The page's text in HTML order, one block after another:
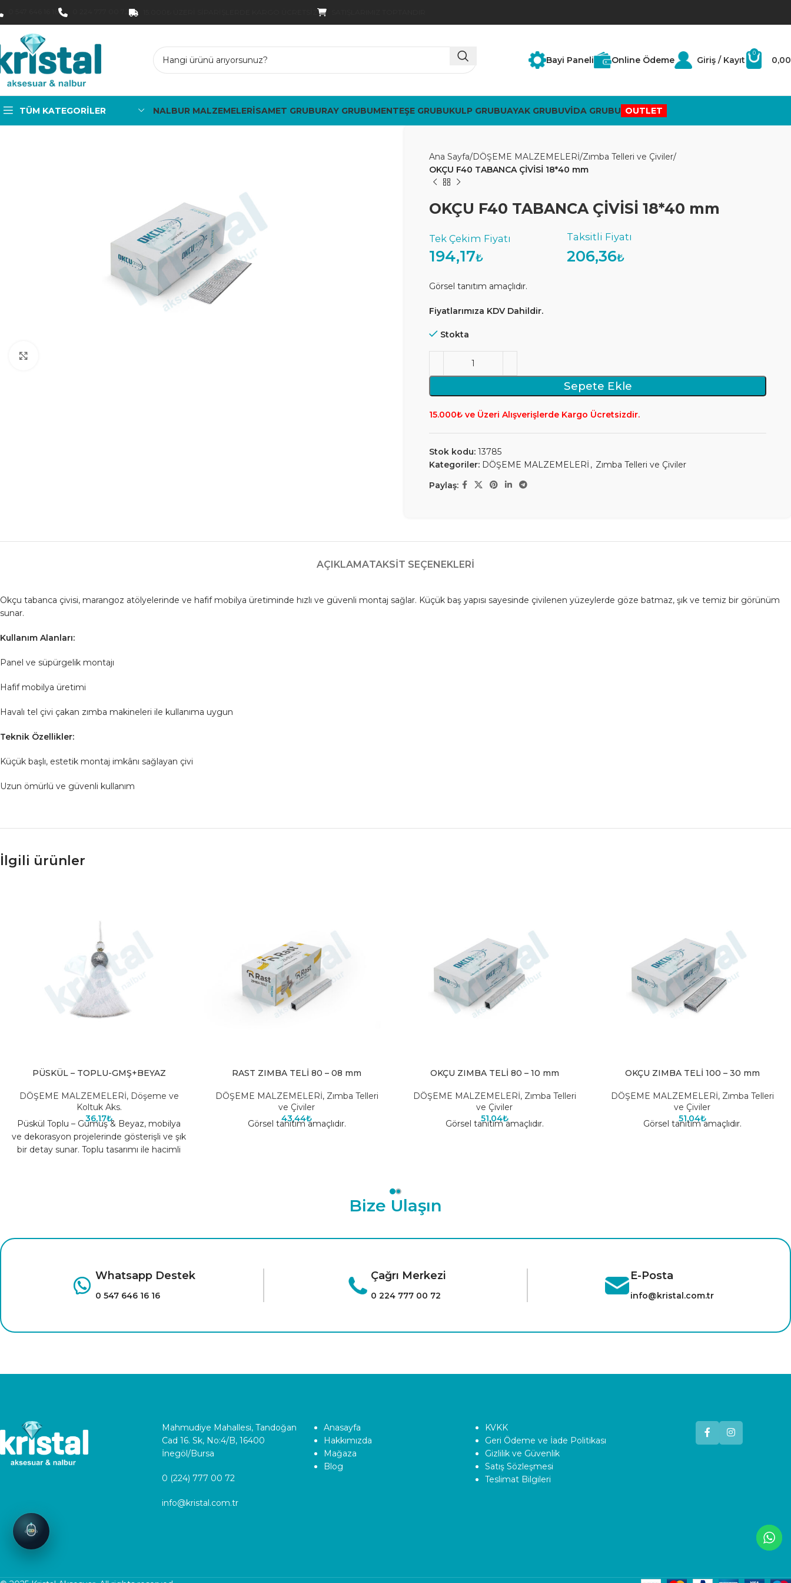
Bayi Paneli Online Ödeme Giriş / Kayıt
0
0,00
TÜM KATEGORILER NALBUR MALZEMELERİSAMET GRUBURAY GRUBUMENTEŞE GRUBUKULP GRUBUAYAK GRUBUVİDA GRUBU OUTLET
Ana Sayfa DÖŞEME MALZEMELERİ Zımba Telleri ve Çiviler
OKÇU F40 TABANCA ÇİVİSİ 18*40 mm
OKÇU F40 TABANCA ÇİVİSİ 18*40 mm
194,17₺ 206,36₺
Görsel tanıtım amaçlıdır.
Fiyatlarımıza KDV Dahildir.
Stokta
Sepete Ekle
15.000₺ ve Üzeri Alışverişlerde Kargo Ücretsizdir.
Stok kodu: 13785
Kategoriler: DÖŞEME MALZEMELERİ , Zımba Telleri ve Çiviler
Paylaş:
AÇIKLAMATAKSIT SEÇENEKLERI
Okçu tabanca çivisi, marangoz atölyelerinde ve hafif mobilya üretiminde hızlı ve güvenli montaj sağlar. Küçük baş yapısı sayesinde çivilenen yüzeylerde göze batmaz, şık ve temiz bir görünüm
sunar.
Kullanım Alanları:
Panel ve süpürgelik montajı
Hafif mobilya üretimi
Havalı tel çivi çakan zımba makineleri ile kullanıma uygun
Teknik Özellikler:
Küçük başlı, estetik montaj imkânı sağlayan çivi
Uzun ömürlü ve güvenli kullanım
İlgili ürünler
PÜSKÜL – TOPLU-GMŞ+BEYAZ
DÖŞEME MALZEMELERİ, Döşeme ve
Koltuk Aks.
36,17₺
Püskül Toplu – Gümüş & Beyaz, mobilya
ve dekorasyon projelerinde gösterişli ve şık
bir detay sunar. Toplu tasarımı ile hacimli
RAST ZIMBA TELİ 80 – 08 mm
DÖŞEME MALZEMELERİ, Zımba Telleri
ve Çiviler
43,44₺
Görsel tanıtım amaçlıdır.
OKÇU ZIMBA TELİ 80 – 10 mm
DÖŞEME MALZEMELERİ, Zımba Telleri
ve Çiviler
51,04₺
Görsel tanıtım amaçlıdır.
OKÇU ZIMBA TELİ 100 – 30 mm
DÖŞEME MALZEMELERİ, Zımba Telleri
ve Çiviler
51,04₺
Görsel tanıtım amaçlıdır.
Bize Ulaşın
Whatsapp Destek
0 547 646 16 16
Çağrı Merkezi
0 224 777 00 72
E-Posta
info@kristal.com.tr
Mahmudiye Mahallesi, Tandoğan
Cad 16. Sk, No:4/B, 16400
İnegöl/Bursa
0 (224) 777 00 72
info@kristal.com.tr
Anasayfa
Hakkımızda
Mağaza
Blog
KVKK
Geri Ödeme ve İade Politikası
Gizlilik ve Güvenlik
Satış Sözleşmesi
Teslimat Bilgileri